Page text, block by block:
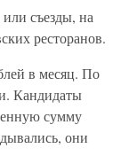
съезды, на
ресторанов.
в месяц. По
Кандидаты
сумму
они